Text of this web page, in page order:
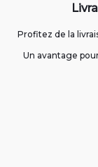
Profitez de la
Un avantage